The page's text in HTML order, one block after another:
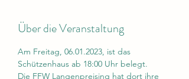
Über die Veranstaltung
Am Freitag, 06.01.2023, ist das
Schützenhaus ab 18:00 Uhr belegt.
Die FFW Langenpreising hat dort ihre